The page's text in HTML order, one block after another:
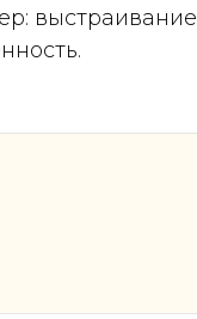
выстраивание